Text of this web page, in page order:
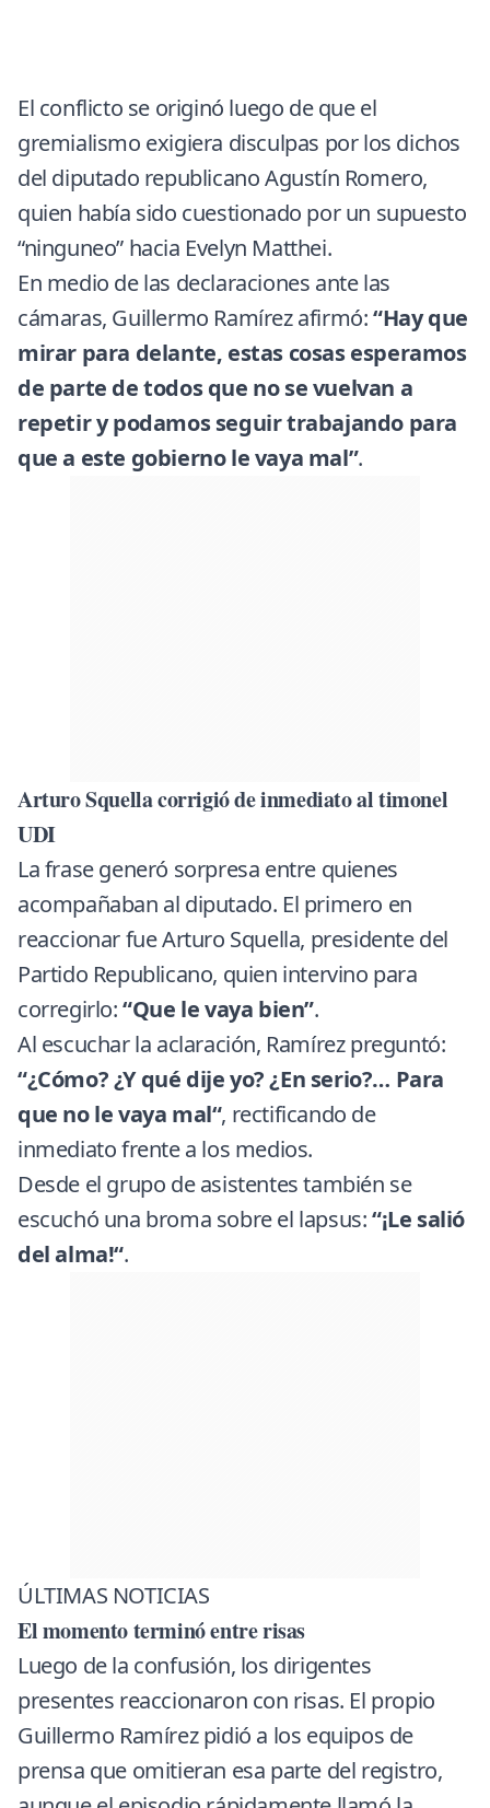
El conflicto se originó luego de que el
gremialismo exigiera disculpas por los dichos
del diputado republicano Agustín Romero,
quien había sido cuestionado por un supuesto
“ninguneo” hacia Evelyn Matthei.
En medio de las declaraciones ante las
cámaras, Guillermo Ramírez afirmó:“Hay que
mirar para delante, estas cosas esperamos
de parte de todos que no se vuelvan a
repetir y podamos seguir trabajando para
que a este gobierno le vaya mal”.
Arturo Squella corrigió de inmediato al timonel
UDI
La frase generó sorpresa entre quienes
acompañaban al diputado. El primero en
reaccionar fue Arturo Squella, presidente del
Partido Republicano, quien intervino para
corregirlo:“Que le vaya bien”.
Al escuchar la aclaración, Ramírez preguntó:
“¿Cómo? ¿Y qué dije yo? ¿En serio?… Para
que no le vaya mal“, rectificando de
inmediato frente a los medios.
Desde el grupo de asistentes también se
escuchó una broma sobre el lapsus:“¡Le salió
del alma!“.
ÚLTIMAS NOTICIAS
El momento terminó entre risas
Luego de la confusión, los dirigentes
presentes reaccionaron con risas. El propio
Guillermo Ramírez pidió a los equipos de
prensa que omitieran esa parte del registro,